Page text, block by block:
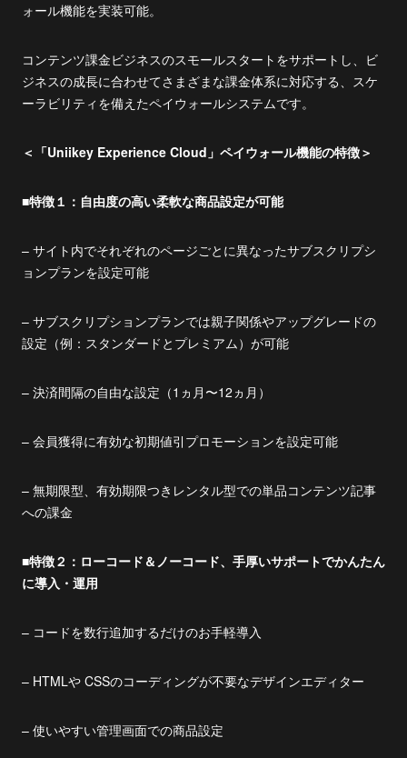
ォール機能を実装可能。
コンテンツ課金ビジネスのスモールスタートをサポートし、ビ
ジネスの成長に合わせてさまざまな課金体系に対応する、スケ
ーラビリティを備えたペイウォールシステムです。
＜「Uniikey Experience Cloud」ペイウォール機能の特徴＞
■特徴１：自由度の高い柔軟な商品設定が可能
– サイト内でそれぞれのページごとに異なったサブスクリプシ
ョンプランを設定可能
– サブスクリプションプランでは親子関係やアップグレードの
設定（例：スタンダードとプレミアム）が可能
– 決済間隔の自由な設定（1ヵ月〜12ヵ月）
– 会員獲得に有効な初期値引プロモーションを設定可能
– 無期限型、有効期限つきレンタル型での単品コンテンツ記事
への課金
■特徴２：ローコード＆ノーコード、手厚いサポートでかんたん
に導入・運用
– コードを数行追加するだけのお手軽導入
– HTMLや CSSのコーディングが不要なデザインエディター
– 使いやすい管理画面での商品設定